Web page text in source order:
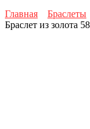
Главная
Браслеты
Браслет из золота